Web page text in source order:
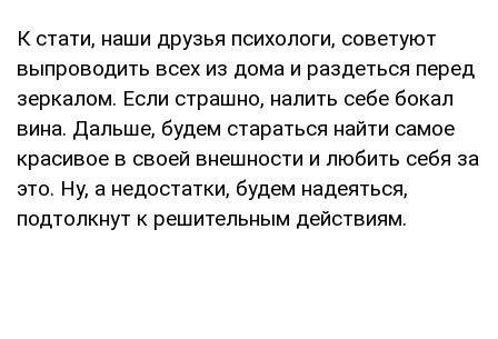
К стати, наши друзья психологи, советуют
выпроводить всех из дома и раздеться перед
зеркалом. Если страшно, налить себе бокал
вина. Дальше, будем стараться найти самое
красивое в своей внешности и любить себя за
это. Ну, а недостатки, будем надеяться,
подтолкнут к решительным действиям.